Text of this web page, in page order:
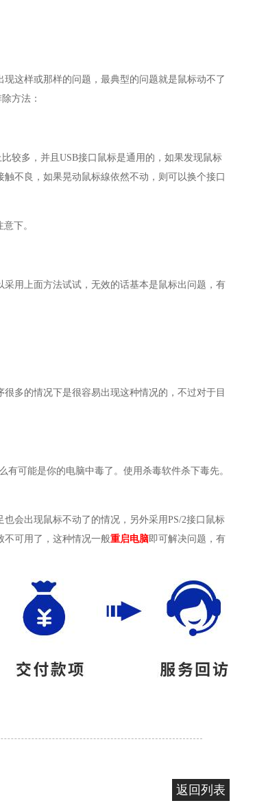
这样或那样的问题，最典型的问题就是鼠标动不了
排除方法：
较多，并且USB接口鼠标是通用的，如果发现鼠标
不良，如果晃动鼠标線依然不动，则可以换个接口
注意下。
用上面方法试试，无效的话基本是鼠标出问题，有
多的情况下是很容易出现这种情况的，不过对于目
可能是你的电脑中毒了。使用杀毒软件杀下毒先。
会出现鼠标不动了的情况，另外采用PS/2接口鼠标
不可用了，这种情况一般重启电脑即可解决问题，有
返回列表